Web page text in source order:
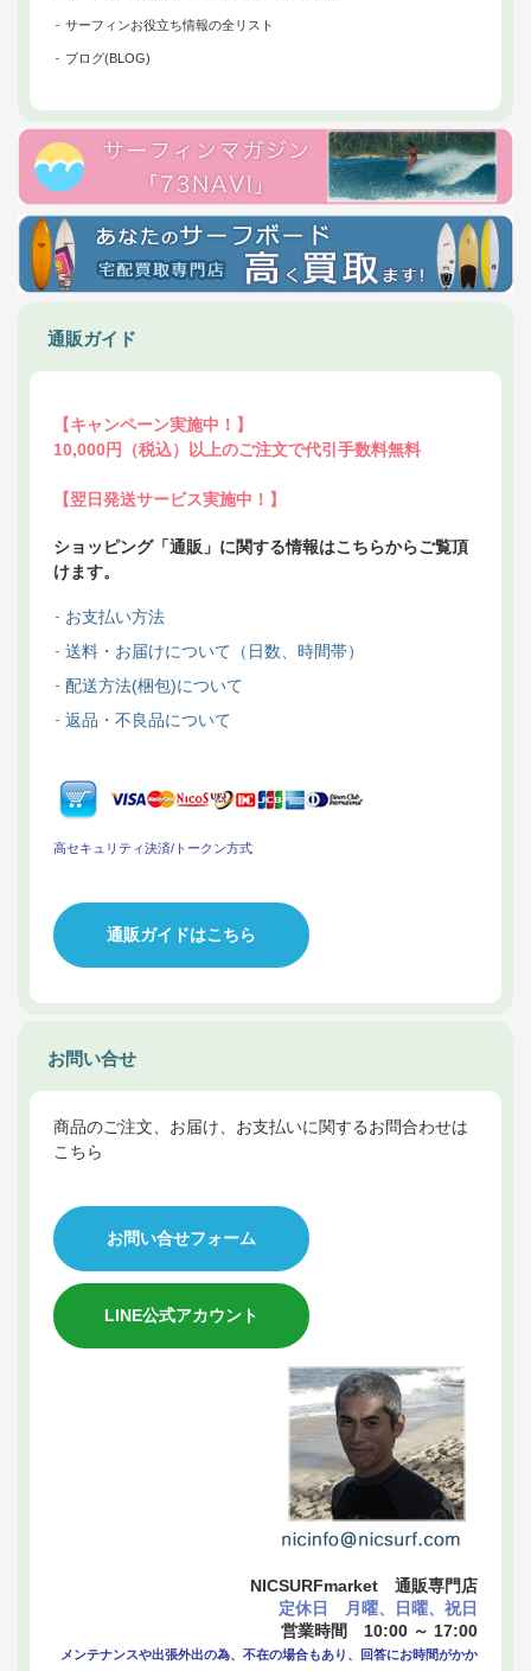
サーフィンお役立ち情報の全リスト
ブログ(BLOG)
通販ガイド
【キャンペーン実施中！】
10,000円（税込）以上のご注文で代引手数料無料
【翌日発送サービス実施中！】
ショッピング「通販」に関する情報はこちらからご覧頂
けます。
お支払い方法
送料・お届けについて（日数、時間帯）
配送方法(梱包)について
返品・不良品について
高セキュリティ決済/トークン方式
通販ガイドはこちら
お問い合せ
商品のご注文、お届け、お支払いに関するお問合わせは
こちら
お問い合せフォーム
LINE公式アカウント
NICSURFmarket 通販専門店
定休日 月曜、日曜、祝日
営業時間 10:00 ～ 17:00
メンテナンスや出張外出の為、不在の場合もあり、回答にお時間がかか